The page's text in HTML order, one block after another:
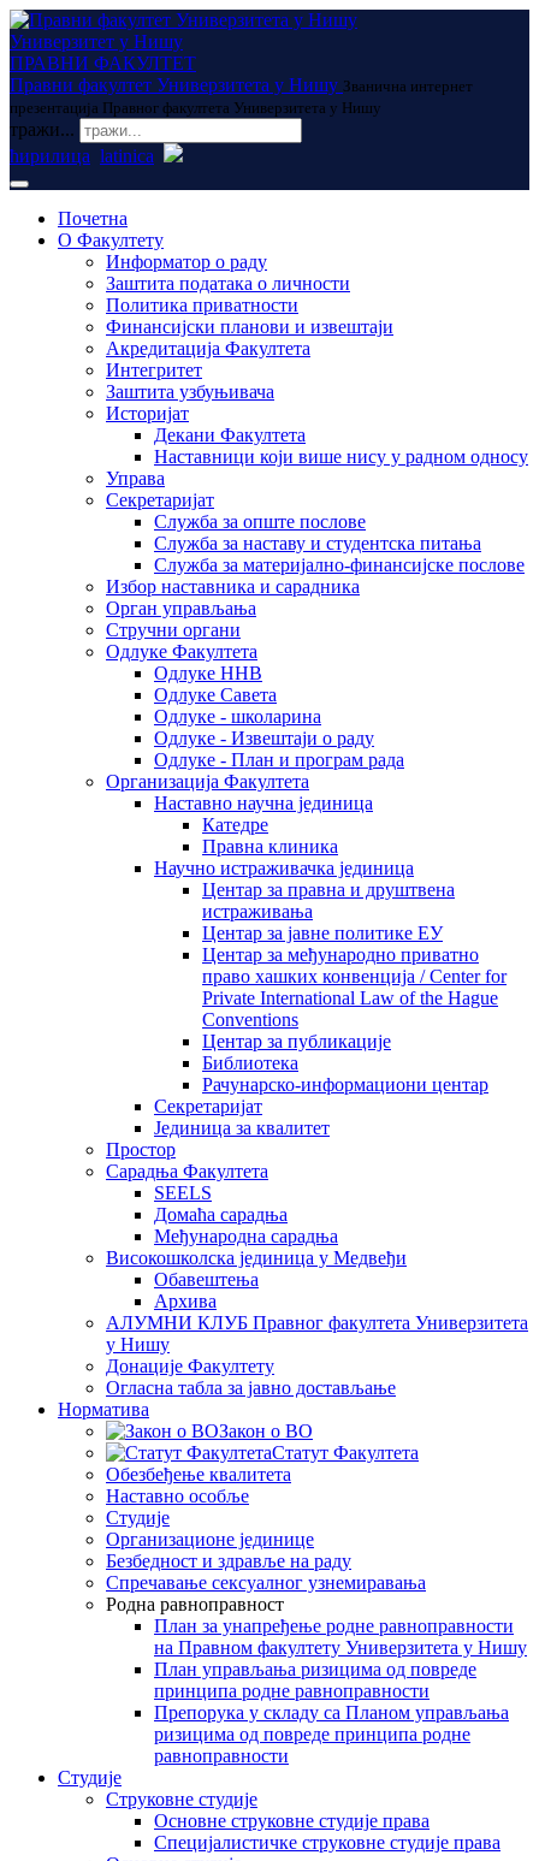
Универзитет у Нишу
ПРАВНИ ФАКУЛТЕТ
Правни факултет Универзитета у Нишу Званична интернет
презентација Правног факултета Универзитета у Нишу
тражи...
ћирилица latinica
Почетна
О Факултету
Информатор о раду
Заштита података о личности
Политика приватности
Финансијски планови и извештаји
Акредитација Факултета
Интегритет
Заштита узбуњивача
Историјат
Декани Факултета
Наставници који више нису у радном односу
Управа
Секретаријат
Служба за опште послове
Служба за наставу и студентска питања
Служба за материјално-финансијске послове
Избор наставника и сарадника
Oрган управљања
Стручни органи
Одлуке Факултета
Одлуке ННВ
Одлуке Савета
Одлуке - школарина
Одлуке - Извештаји о раду
Одлуке - План и програм рада
Организација Факултета
Наставно научна јединица
Катедре
Правна клиника
Научно истраживачка јединица
Центар за правна и друштвена
истраживања
Центар за јавне политике ЕУ
Центар за међународно приватно
право хашких конвенција / Center for
Private International Law of the Hague
Conventions
Центар за публикације
Библиотека
Рачунарско-информациони центар
Секретаријат
Јединица за квалитет
Простор
Сарадња Факултета
SEELS
Домаћа сарадња
Међународна сарадња
Високошколска јединица у Медвеђи
Обавештења
Архива
АЛУМНИ КЛУБ Правног факултета Универзитета
у Нишу
Донације Факултету
Огласна табла за јавно достављање
Норматива
Закон о ВО
Статут Факултета
Обезбеђење квалитета
Наставно особље
Студије
Организационе јединице
Безбедност и здравље на раду
Спречавање сексуалног узнемиравања
Родна равноправност
План за унапређење родне равноправности
на Правном факултету Универзитета у Нишу
План управљања ризицима од повреде
принципа родне равноправности
Препорука у складу са Планом управљања
ризицима од повреде принципа родне
равноправности
Студије
Струковне студије
Основне струковне студије права
Специјалистичке струковне студије права